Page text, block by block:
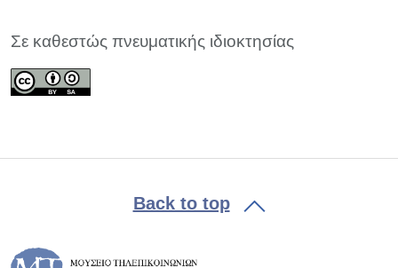
Σε καθεστώς πνευματικής ιδιοκτησίας
Back to top